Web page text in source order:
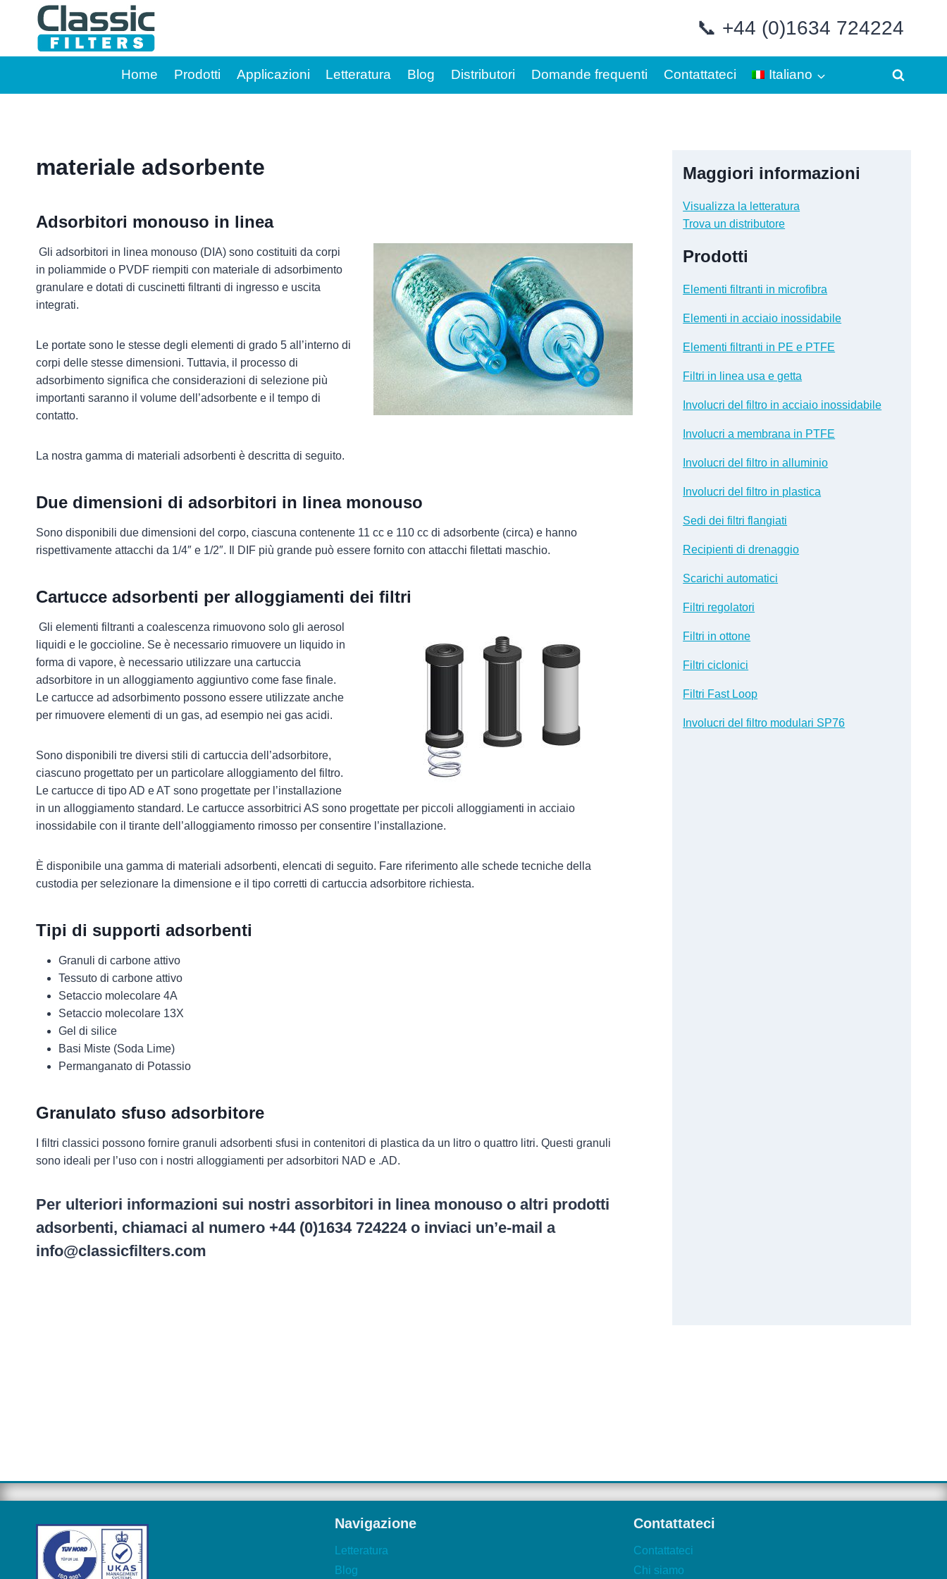
📞 +44 (0)1634 724224
Home Prodotti Applicazioni Letteratura Blog Distributori Domande frequenti Contattateci Italiano
materiale adsorbente
Adsorbitori monouso in linea
Gli adsorbitori in linea monouso (DIA) sono costituiti da corpi
in poliammide o PVDF riempiti con materiale di adsorbimento
granulare e dotati di cuscinetti filtranti di ingresso e uscita
integrati.
Le portate sono le stesse degli elementi di grado 5 all’interno di
corpi delle stesse dimensioni. Tuttavia, il processo di
adsorbimento significa che considerazioni di selezione più
importanti saranno il volume dell’adsorbente e il tempo di
contatto.
La nostra gamma di materiali adsorbenti è descritta di seguito.
Due dimensioni di adsorbitori in linea monouso
Sono disponibili due dimensioni del corpo, ciascuna contenente 11 cc e 110 cc di adsorbente (circa) e hanno
rispettivamente attacchi da 1/4″ e 1/2″. Il DIF più grande può essere fornito con attacchi filettati maschio.
Cartucce adsorbenti per alloggiamenti dei filtri
Gli elementi filtranti a coalescenza rimuovono solo gli aerosol
liquidi e le goccioline. Se è necessario rimuovere un liquido in
forma di vapore, è necessario utilizzare una cartuccia
adsorbitore in un alloggiamento aggiuntivo come fase finale.
Le cartucce ad adsorbimento possono essere utilizzate anche
per rimuovere elementi di un gas, ad esempio nei gas acidi.
Sono disponibili tre diversi stili di cartuccia dell’adsorbitore,
ciascuno progettato per un particolare alloggiamento del filtro.
Le cartucce di tipo AD e AT sono progettate per l’installazione
in un alloggiamento standard. Le cartucce assorbitrici AS sono progettate per piccoli alloggiamenti in acciaio
inossidabile con il tirante dell’alloggiamento rimosso per consentire l’installazione.
È disponibile una gamma di materiali adsorbenti, elencati di seguito. Fare riferimento alle schede tecniche della
custodia per selezionare la dimensione e il tipo corretti di cartuccia adsorbitore richiesta.
Tipi di supporti adsorbenti
Granuli di carbone attivo
Tessuto di carbone attivo
Setaccio molecolare 4A
Setaccio molecolare 13X
Gel di silice
Basi Miste (Soda Lime)
Permanganato di Potassio
Granulato sfuso adsorbitore
I filtri classici possono fornire granuli adsorbenti sfusi in contenitori di plastica da un litro o quattro litri. Questi granuli
sono ideali per l’uso con i nostri alloggiamenti per adsorbitori NAD e .AD.
Per ulteriori informazioni sui nostri assorbitori in linea monouso o altri prodotti
adsorbenti, chiamaci al numero +44 (0)1634 724224 o inviaci un’e-mail a
info@classicfilters.com
Maggiori informazioni
Visualizza la letteratura
Trova un distributore
Prodotti
Elementi filtranti in microfibra
Elementi in acciaio inossidabile
Elementi filtranti in PE e PTFE
Filtri in linea usa e getta
Involucri del filtro in acciaio inossidabile
Involucri a membrana in PTFE
Involucri del filtro in alluminio
Involucri del filtro in plastica
Sedi dei filtri flangiati
Recipienti di drenaggio
Scarichi automatici
Filtri regolatori
Filtri in ottone
Filtri ciclonici
Filtri Fast Loop
Involucri del filtro modulari SP76
Navigazione
Letteratura
Blog
Contattateci
Contattateci
Chi siamo